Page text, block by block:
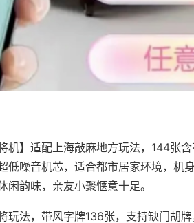
机】适配上海敲麻地方玩法，144张
低噪音机芯，适合都市居家环境，机
韵味，亲友小聚惬意十足。
玩法，带风字牌136张，支持缺门胡